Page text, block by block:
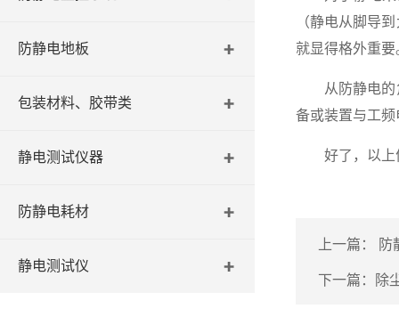
防静电地板
包装材料、胶带类
静电测试仪器
防静电耗材
静电测试仪
（静电从脚导
就显得格外重要
从防静电的角
备或装置与工
好了，以上
上一篇： 防
下一篇： 除